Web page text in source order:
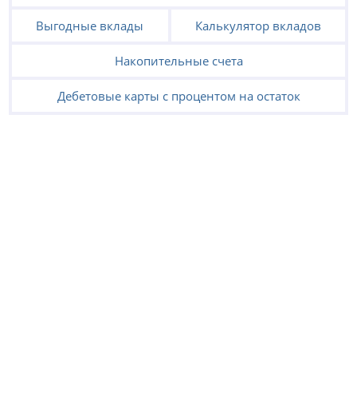
Выгодные вклады Калькулятор вкладов
Накопительные счета
Дебетовые карты с процентом на остаток